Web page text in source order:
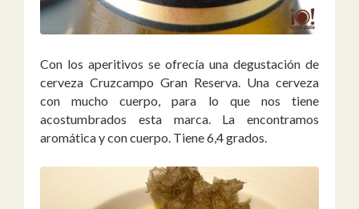
Con los aperitivos se ofrecía una degustación de
cerveza Cruzcampo Gran Reserva. Una cerveza
con mucho cuerpo, para lo que nos tiene
acostumbrados esta marca. La encontramos
aromática y con cuerpo. Tiene 6,4 grados.